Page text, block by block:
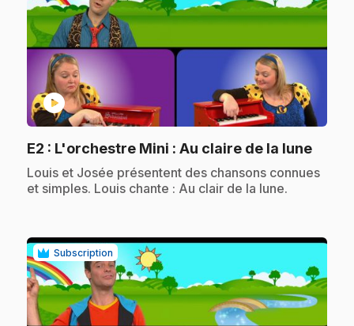
play_circle
E2 : L'orchestre Mini : Au claire de la lune.
.Louis et Josée présentent des chansons connues
et simples. Louis chante : Au clair de la lune.
Subscription